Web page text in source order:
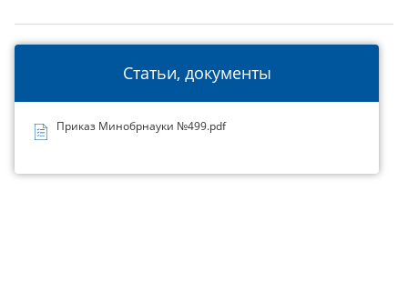
Статьи, документы
Приказ Минобрнауки №499.pdf